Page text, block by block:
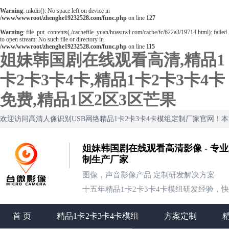
Warning: mkdir(): No space left on device in
/www/wwwroot/zhenghe19232528.com/func.php on line 127
Warning: file_put_contents(./cachefile_yuan/huasuwl.com/cache/fc/622a3/19714.html): failed
to open stream: No such file or directory in
/www/wwwroot/zhenghe19232528.com/func.php on line 115
姐妹韩国剧在线观看高清,精品1
卡2卡3卡4卡,精品1卡2卡3卡4卡
免费,精品1区2区3区芒果
欢迎访问高清人像识别USB网络精品1卡2卡3卡4卡模组定制厂家官网！
姐妹韩国剧在线观看高清影像 - 专
制生产厂家
图像，声音影像产品 定制研发解决方案
十五年精品1卡2卡3卡4卡模组研发经验，
首 页 精品1卡2卡3卡4卡模组 方案定制